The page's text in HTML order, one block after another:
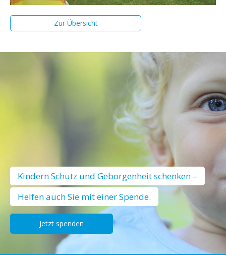
Zur Übersicht
Kindern Schutz und Geborgenheit schenken –
Helfen auch Sie mit einer Spende.
Jetzt spenden